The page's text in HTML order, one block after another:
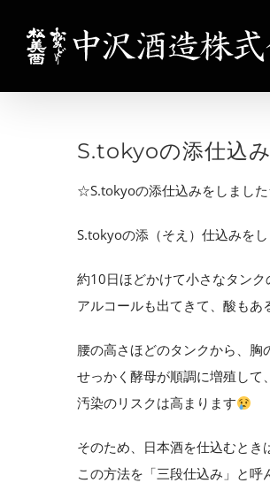
content
S.tokyoの添仕込
☆S.tokyoの添仕込みをしまし
S.tokyoの添（そえ）仕込みを
約10日ほどかけて小さなタンク
アルコールも出てきて、酸も
腰の高さほどのタンクから、胸
せっかく酵母が順調に増殖し
汚染のリスクは高まります
そのため、日本酒を仕込むとき
この方法を「三段仕込み」と呼